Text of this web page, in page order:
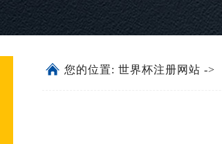
您的位置: 世界杯注册网站 ->